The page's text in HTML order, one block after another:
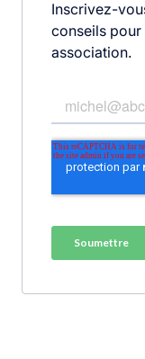
Inscrivez-
conseils
association.